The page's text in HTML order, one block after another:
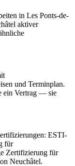
in Les Ponts-de-
aktiver
und Terminplan.
ein Vertrag — sie
ESTI-
für
Zertifizierung für
Neuchâtel.